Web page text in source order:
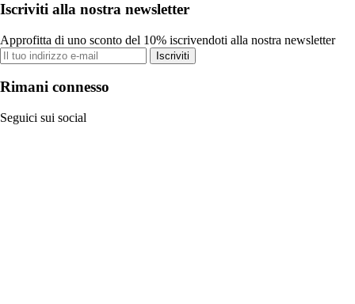
Iscriviti alla nostra newsletter
Approfitta di uno sconto del 10% iscrivendoti alla nostra newsletter
Iscriviti
Rimani connesso
Seguici sui social